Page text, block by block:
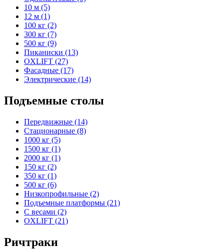
10 м (5)
12 м (1)
100 кг (2)
300 кг (7)
500 кг (9)
Пиканиски (13)
OXLIFT (27)
Фасадные (17)
Электрические (14)
Подъемные столы
Передвижные (14)
Стационарные (8)
1000 кг (5)
1500 кг (1)
2000 кг (1)
150 кг (2)
350 кг (1)
500 кг (6)
Низкопрофильные (2)
Подъемные платформы (21)
С весами (2)
OXLIFT (21)
Ричтраки